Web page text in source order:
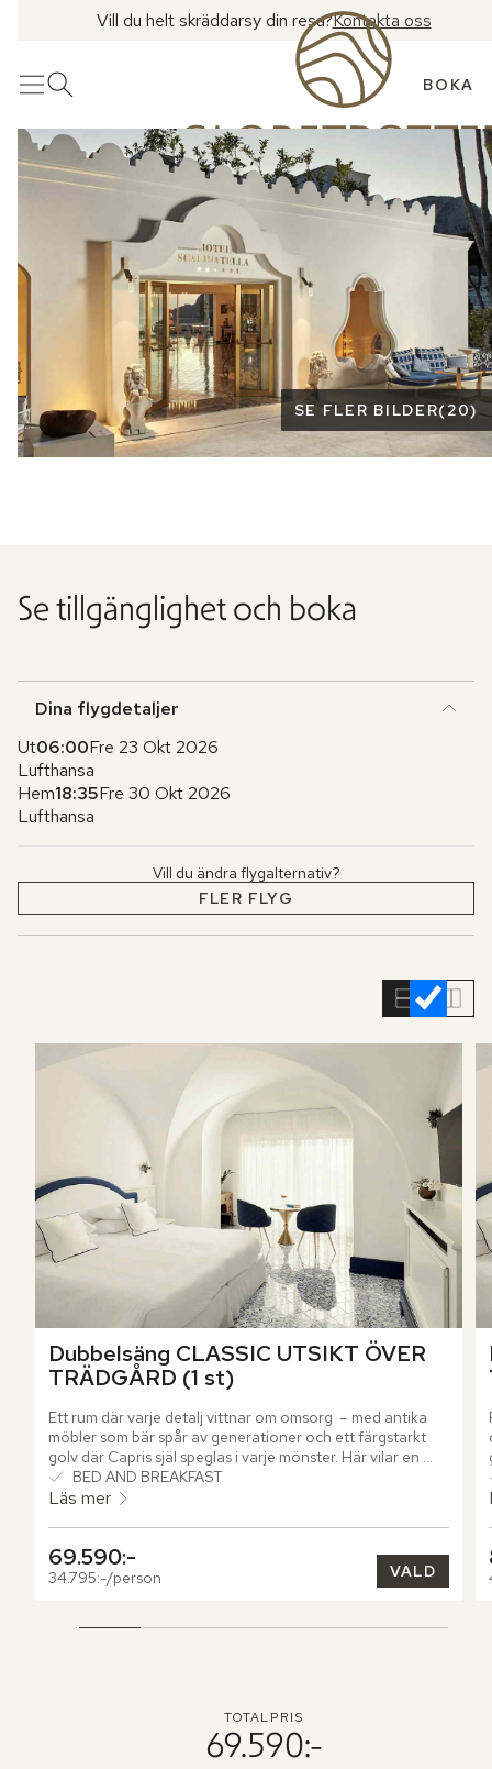
Vill du helt skräddarsy din resa?Kontakta oss
MenyÖppna sök BOKA
SE FLER BILDER(20)
Se tillgänglighet och boka
Dina flygdetaljer
Ut06:00Fre 23 Okt 2026
Lufthansa
Hem18:35Fre 30 Okt 2026
Lufthansa
Vill du ändra flygalternativ?
FLER FLYG
Dubbelsäng CLASSIC UTSIKT ÖVER
TRÄDGÅRD (1 st)
Ett rum där varje detalj vittnar om omsorg  – med antika
möbler som bär spår av generationer och ett färgstarkt
golv där Capris själ speglas i varje mönster. Här vilar en
stillsam elegans som viskar om öns historia och kulturarv.
Ljuset strömmar in genom höga glasdörrar och rör sig
BED AND BREAKFAST
Läs mer
69.590:-
34.795:-/person VALD
TOTALPRIS
69.590:-